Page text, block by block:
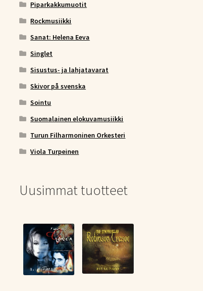
Piparkakkumuotit
Rockmusiikki
Sanat: Helena Eeva
Singlet
Sisustus- ja lahjatavarat
Skivor på svenska
Sointu
Suomalainen elokuvamusiikki
Turun Filharmoninen Orkesteri
Viola Turpeinen
Uusimmat tuotteet